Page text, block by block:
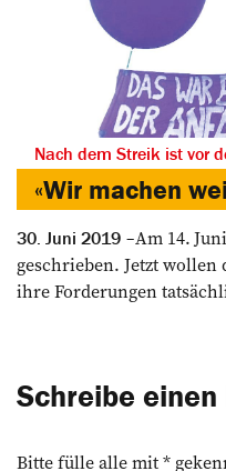
Nach dem Streik ist vor
«Wir machen
30. Juni 2019
Am 14.
geschrieben. Jetzt wollen
ihre Forderungen
Schreibe
Bitte fülle alle mit *